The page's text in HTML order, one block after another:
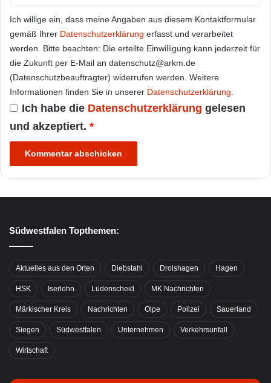
Ich willige ein, dass meine Angaben aus diesem Kontaktformular
gemäß Ihrer Datenschutzerklärung erfasst und verarbeitet
werden. Bitte beachten: Die erteilte Einwilligung kann jederzeit für
die Zukunft per E-Mail an datenschutz@arkm.de
(Datenschutzbeauftragter) widerrufen werden. Weitere
Informationen finden Sie in unserer Datenschutzerklärung
Ich habe die Datenschutzerklärung gelesen
und akzeptiert. *
Südwestfalen Topthemen:
Aktuelles aus den Orten Diebstahl Drolshagen Hagen
HSK Iserlohn Lüdenscheid MK Nachrichten
Märkischer Kreis Nachrichten Olpe Polizei Sauerland
Siegen Südwestfalen Unternehmen Verkehrsunfall
Wirtschaft